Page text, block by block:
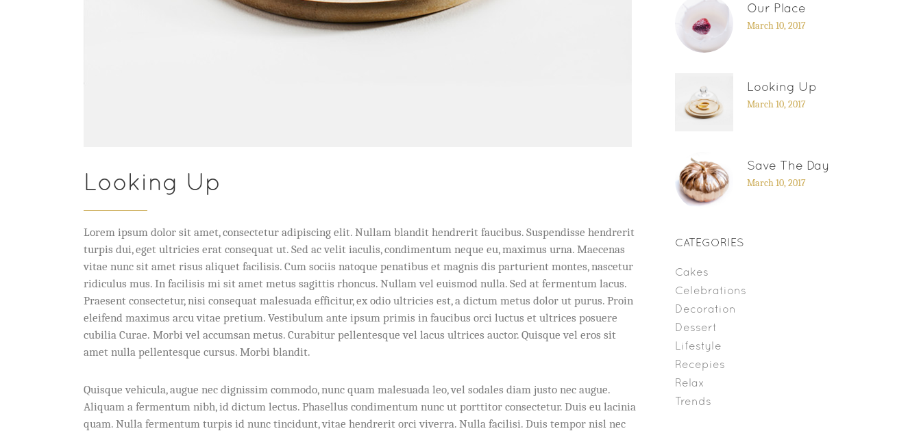
Looking Up
Lorem ipsum dolor sit amet, consectetur adipiscing elit. Nullam blandit hendrerit faucibus. Suspendisse hendrerit
turpis dui, eget ultricies erat consequat ut. Sed ac velit iaculis, condimentum neque eu, maximus urna. Maecenas
vitae nunc sit amet risus aliquet facilisis. Cum sociis natoque penatibus et magnis dis parturient montes, nascetur
ridiculus mus. In facilisis mi sit amet metus sagittis rhoncus. Nullam vel euismod nulla. Sed at fermentum lacus.
Praesent consectetur, nisi consequat malesuada efficitur, ex odio ultricies est, a dictum metus dolor ut purus. Proin
eleifend maximus arcu vitae pretium. Vestibulum ante ipsum primis in faucibus orci luctus et ultrices posuere
cubilia Curae. Morbi vel accumsan metus. Curabitur pellentesque vel lacus ultrices auctor. Quisque vel eros sit
amet nulla pellentesque cursus. Morbi blandit.
Quisque vehicula, augue nec dignissim commodo, nunc quam malesuada leo, vel sodales diam justo nec augue.
Aliquam a fermentum nibh, id dictum lectus. Phasellus condimentum nunc ut porttitor consectetur. Duis eu lacinia
quam. Nulla fermentum turpis id nunc tincidunt, vitae hendrerit orci viverra. Nulla facilisi. Duis tempor nisl nec
Our Place
March 10, 2017
Looking Up
March 10, 2017
Save The Day
March 10, 2017
CATEGORIES
Cakes
Celebrations
Decoration
Dessert
Lifestyle
Recepies
Relax
Trends